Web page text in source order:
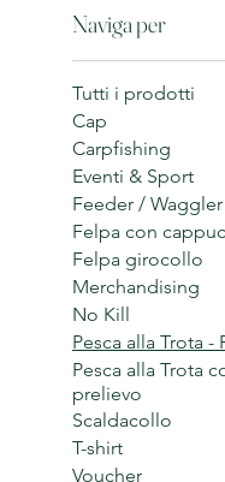
Naviga per
Tutti i prodotti
Cap
Carpfishing
Eventi & Sport
Feeder / Waggler
Felpa con
Felpa girocollo
Merchandising
No Kill
Pesca alla Trota -
Pesca alla Trota
prelievo
Scaldacollo
T-shirt
Voucher